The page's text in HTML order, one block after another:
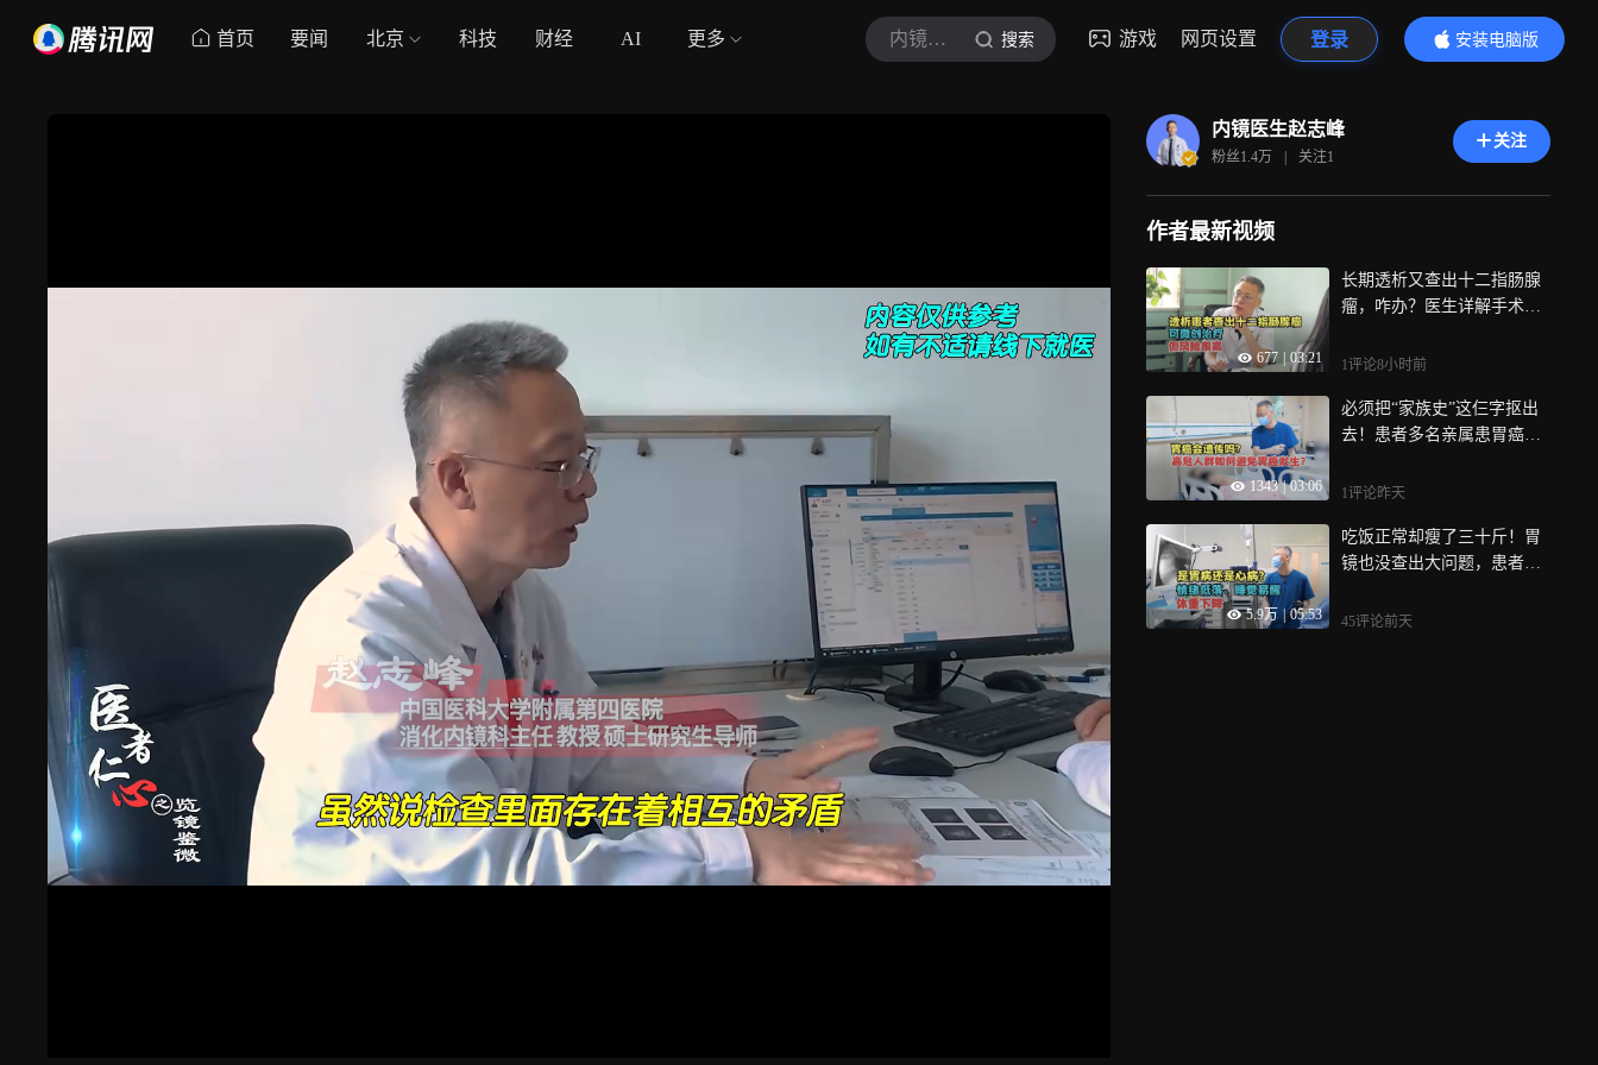
首页 要闻 北京 科技 财经 AI 更多 内镜医生赵志峰 搜索 游戏 网页设置 登录
安装电脑版
内容更精彩
内镜医生赵志峰
粉丝1.4万 | 关注1
关注
作者最新视频
677 03:21
长期透析又查出十二指肠腺
瘤，咋办？医生详解手术风
1评论8小时前
1343 | 03:06
必须把“家族史”这仨字抠出
去！患者多名亲属患胃癌，
1评论昨天
5.9万 | 05:53
吃饭正常却瘦了三十斤！胃
镜也没查出大问题，患者：
45评论前天